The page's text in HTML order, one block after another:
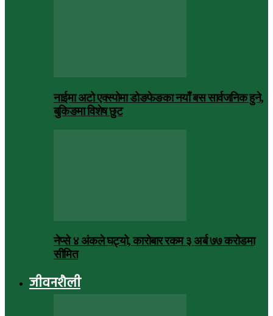
नाईमा अटो एक्स्पोमा डोङफेङका नयाँ बस सार्वजनिक हुने,
बुकिङमा विशेष छुट
नेप्से ४ अंकले घट्यो, कारोबार रकम ३ अर्ब ७७ करोडमा
सीमित
जीवनशैली